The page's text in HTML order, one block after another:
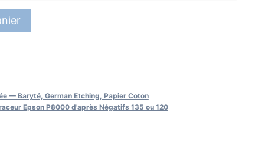
— Baryté, German Etching, Papier Coton
Epson P8000 d'après Négatifs 135 ou 120